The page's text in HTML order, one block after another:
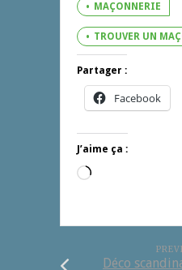
MAÇONNERIE
TROUVER UN
Partager :
Facebook
J’aime ça :
Chargement…
Déco